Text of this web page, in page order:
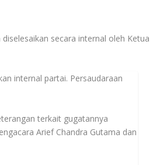
secara internal oleh Ketua
internal partai. Persaudaraan
terkait gugatannya
Arief Chandra Gutama dan